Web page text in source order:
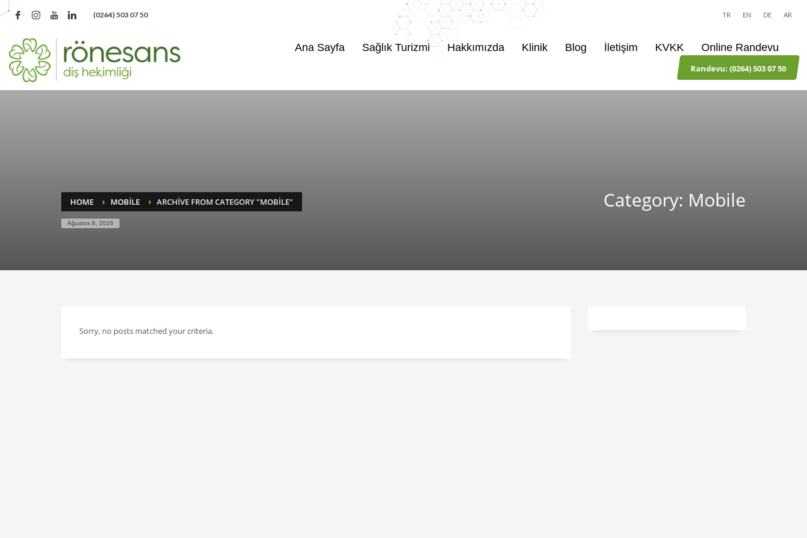
‪(0264) 503 07 50‬ TR EN DE AR
Ana Sayfa Sağlık Turizmi Hakkımızda Klinik Blog İletişim KVKK Online Randevu
Randevu: ‪(0264) 503 07 50‬
HOME MOBILE ARCHIVE FROM CATEGORY "MOBILE"
Ağustos 8, 2026
Category: Mobile
Sorry, no posts matched your criteria.